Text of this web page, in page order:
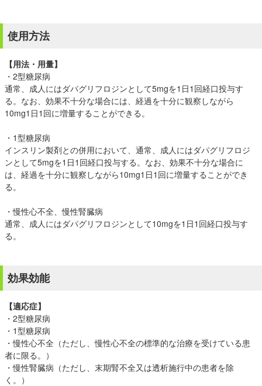
使用方法
【用法・用量】
・2型糖尿病
通常、成人にはダパグリフロジンとして5mgを1日1回経口投与す
る。なお、効果不十分な場合には、経過を十分に観察しながら
10mg1日1回に増量することができる。
・1型糖尿病
インスリン製剤との併用において、通常、成人にはダパグリフロジ
ンとして5mgを1日1回経口投与する。なお、効果不十分な場合に
は、経過を十分に観察しながら10mg1日1回に増量することができ
る。
・慢性心不全、慢性腎臓病
通常、成人にはダパグリフロジンとして10mgを1日1回経口投与す
る。
効果効能
【適応症】
・2型糖尿病
・1型糖尿病
・慢性心不全（ただし、慢性心不全の標準的な治療を受けている患
者に限る。）
・慢性腎臓病（ただし、末期腎不全又は透析施行中の患者を除
く。）